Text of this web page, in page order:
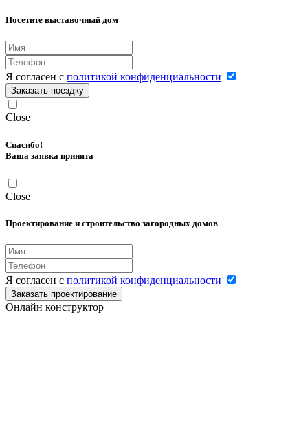
Посетите выставочный дом
Я согласен с политикой конфиденциальности
Заказать поездку
Close
Спасибо!
Ваша заявка принята
Close
Проектирование и строительство загородных домов
Я согласен с политикой конфиденциальности
Заказать проектирование
Онлайн конструктор